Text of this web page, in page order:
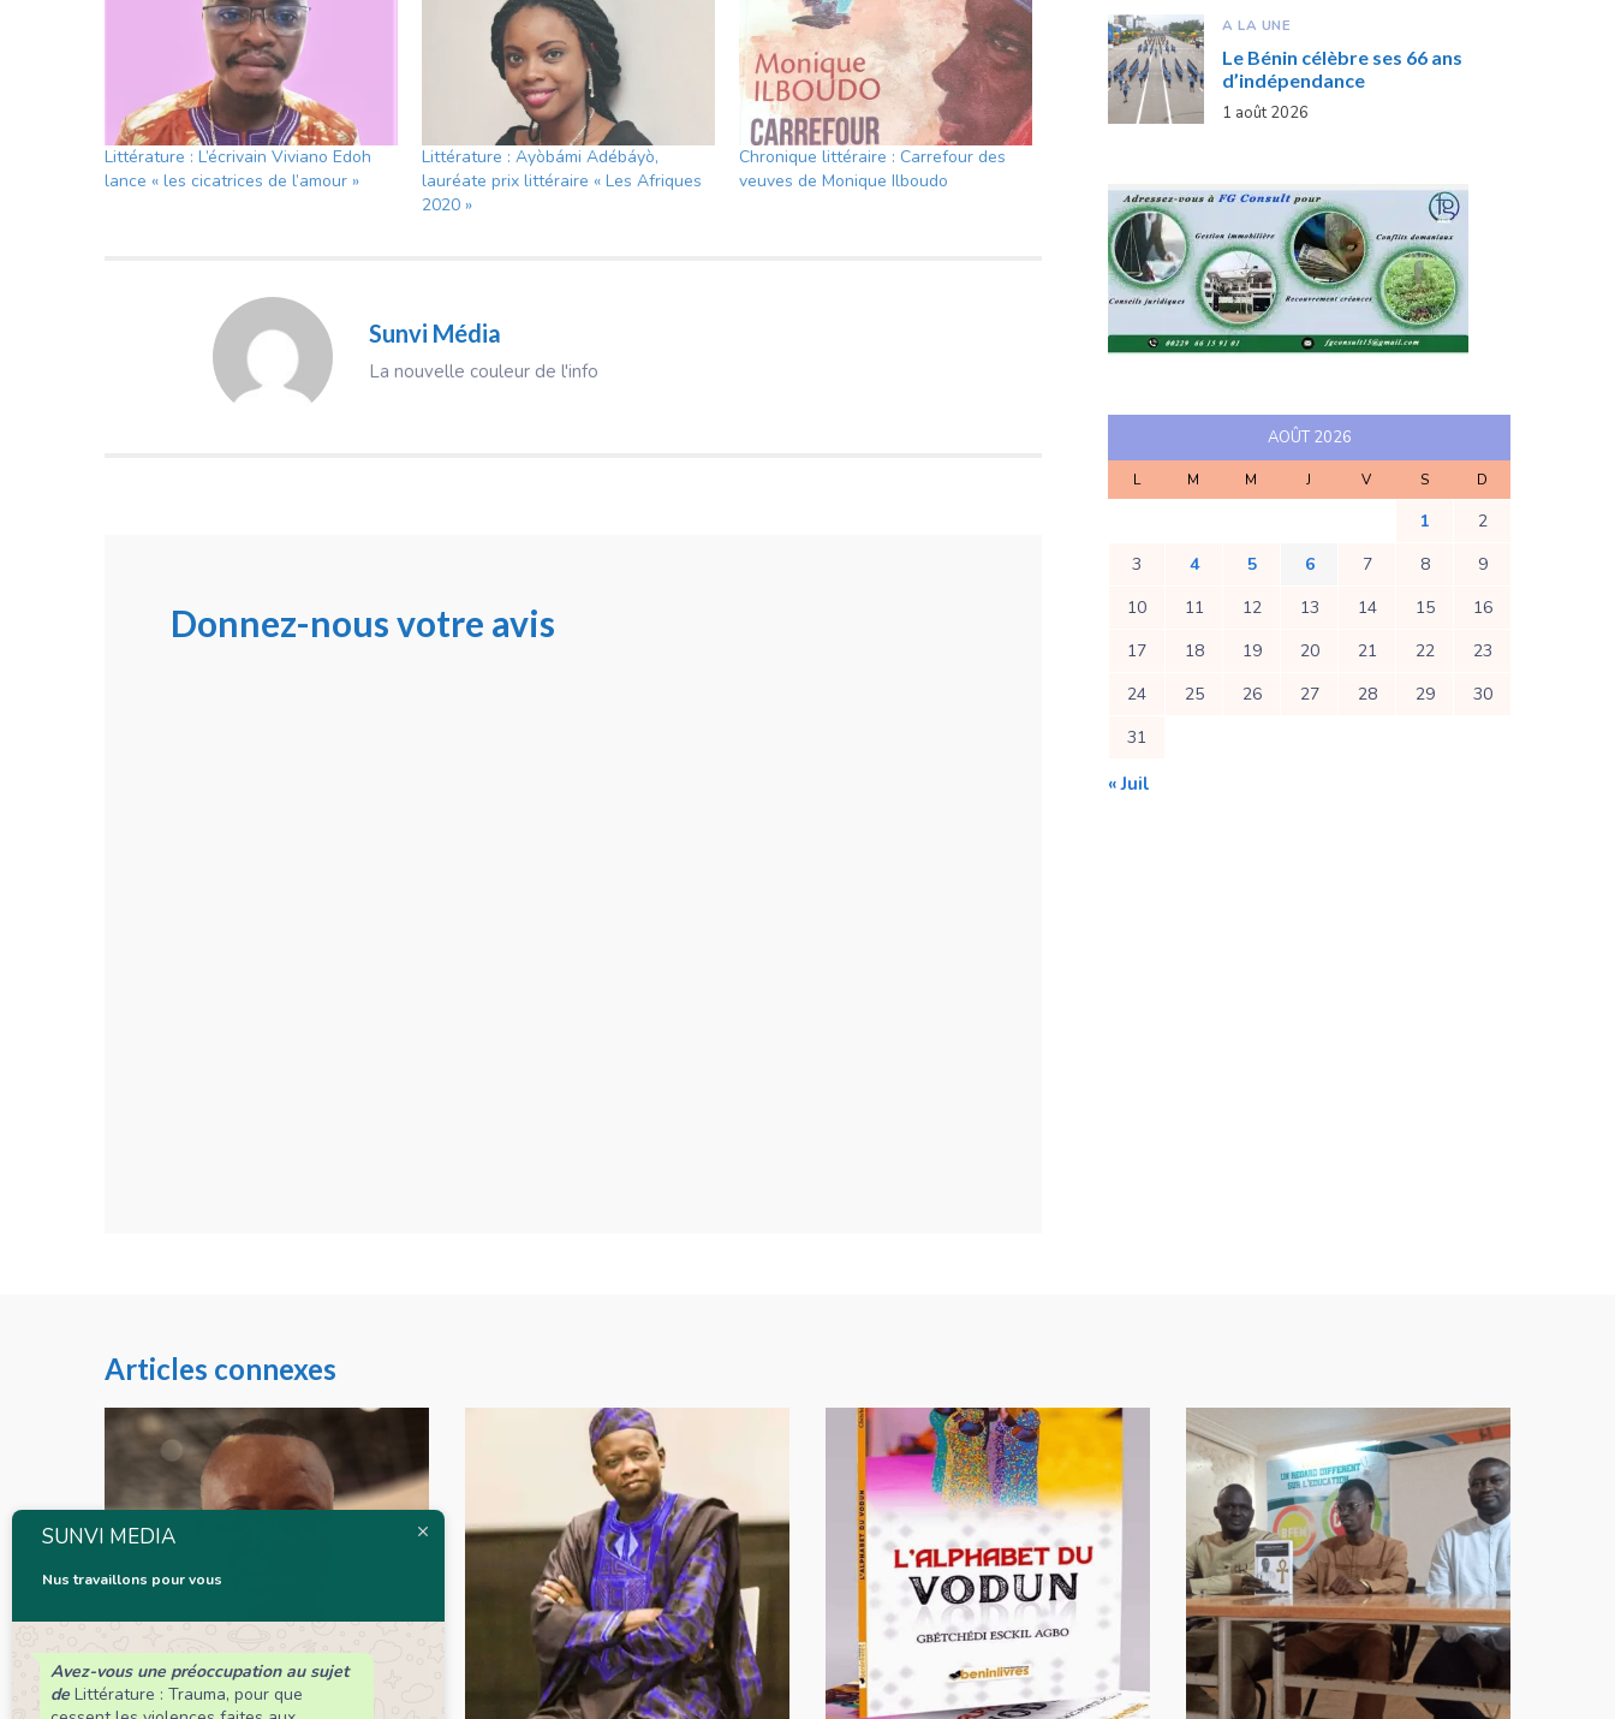
Littérature : L’écrivain Viviano Edoh
lance « les cicatrices de l’amour »
Littérature : Ayòbámi Adébáyò,
lauréate prix littéraire « Les Afriques
2020 »
Chronique littéraire : Carrefour des
veuves de Monique Ilboudo
Sunvi Média
La nouvelle couleur de l'info
Donnez-nous votre avis
A LA UNE
Le Bénin célèbre ses 66 ans
d’indépendance
1 août 2026
AOÛT 2026
L M M J V S D
1
2
3
4 5 6 7 8
9
10
11 12 13 14 15
16
17
18 19 20 21 22
23
24
25 26 27 28 29
30
31
« Juil
Articles connexes
SUNVI MEDIA
Nus travaillons pour vous
Avez-vous une préoccupation au sujet
de Littérature : Trauma, pour que